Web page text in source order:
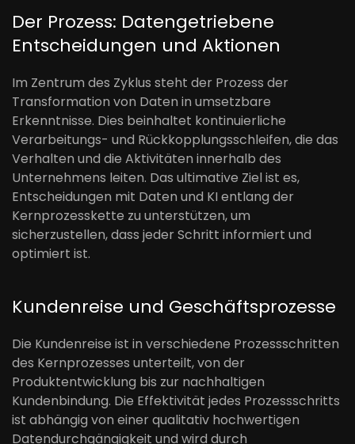
Der Prozess: Datengetriebene
Entscheidungen und Aktionen
Im Zentrum des Zyklus steht der Prozess der
Transformation von Daten in umsetzbare
Erkenntnisse. Dies beinhaltet kontinuierliche
Verarbeitungs- und Rückkopplungsschleifen, die das
Verhalten und die Aktivitäten innerhalb des
Unternehmens leiten. Das ultimative Ziel ist es,
Entscheidungen mit Daten und KI entlang der
Kernprozesskette zu unterstützen, um
sicherzustellen, dass jeder Schritt informiert und
optimiert ist.
Kundenreise und Geschäftsprozesse
Die Kundenreise ist in verschiedene Prozessschritten
des Kernprozesses unterteilt, von der
Produktentwicklung bis zur nachhaltigen
Kundenbindung. Die Effektivität jedes Prozessschritts
ist abhängig von einer qualitativ hochwertigen
Datendurchgängigkeit und wird durch